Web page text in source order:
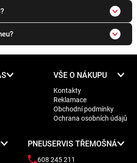
VŠE O NÁKUPU
Kontakty
Reklamace
Obchodní podmínky
Ochrana osobních údajů
PNEUSERVIS TŘEMOŠNÁ
608 245 211